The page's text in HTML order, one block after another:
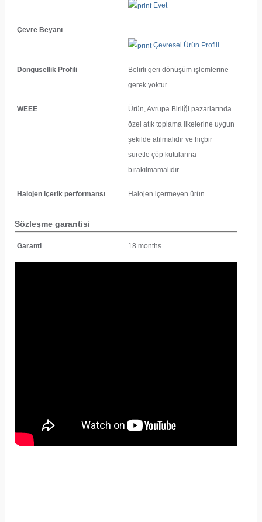
Evet
Çevre Beyanı
Çevresel Ürün Profili
Döngüsellik Profili
Belirli geri dönüşüm işlemlerine
gerek yoktur
WEEE
Ürün, Avrupa Birliği pazarlarında
özel atık toplama ilkelerine uygun
şekilde atılmalıdır ve hiçbir
suretle çöp kutularına
bırakılmamalıdır.
Halojen içerik performansı Halojen içermeyen ürün
Sözleşme garantisi
Garanti 18 months